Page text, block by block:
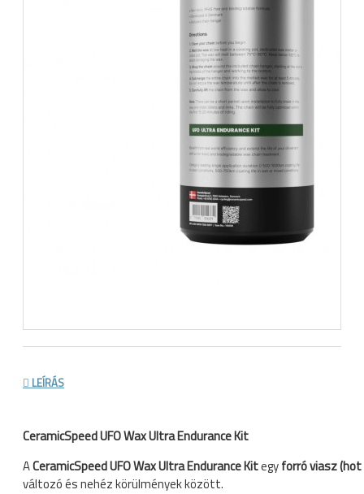
LEÍRÁS
CeramicSpeed UFO Wax Ultra Endurance Kit
ACeramicSpeed UFO Wax Ultra Endurance Kitegyforró viasz (hot
változó és nehéz körülmények között.